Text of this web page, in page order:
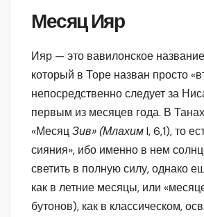
Месяц Ияр
Ияр — это вавилонское
который в Торе назван просто
непосредственно следует за
первым из месяцев года. В
«МесяцЗив» (МлахимI, 6,1), то
сияния», ибо именно в нем
светить в полную силу, однако
как в летние месяцы, или
бутонов), как в классическом,